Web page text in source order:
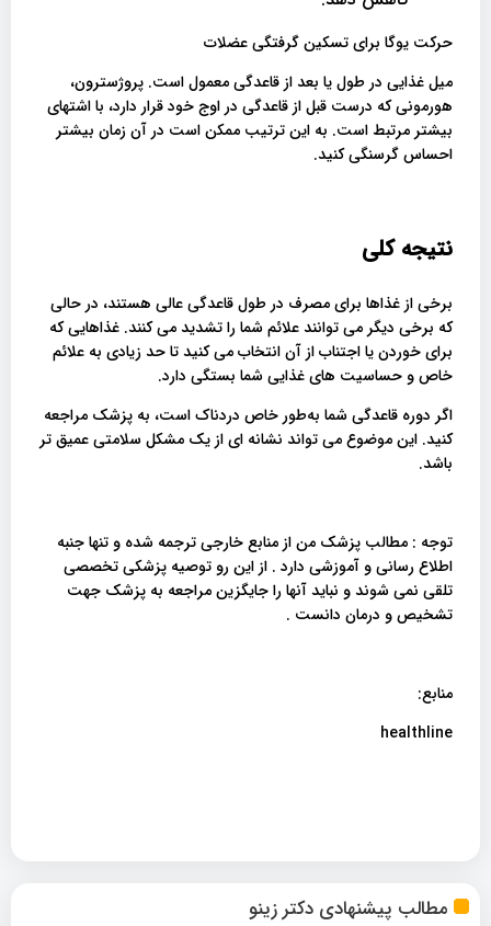
مطالب پیشنهادی دکتر زینو
حرکت یوگا برای تسکین گرفتگی عضلات
میل غذایی در طول یا بعد از قاعدگی معمول است. پروژسترون،
هورمونی که درست قبل از قاعدگی در اوج خود قرار دارد، با اشتهای
بیشتر مرتبط است. به این ترتیب ممکن است در آن زمان بیشتر
احساس گرسنگی کنید.
نتیجه کلی
برخی از غذاها برای مصرف در طول قاعدگی عالی هستند، در حالی
که برخی دیگر می توانند علائم شما را تشدید می کنند. غذاهایی که
برای خوردن یا اجتناب از آن انتخاب می کنید تا حد زیادی به علائم
خاص و حساسیت های غذایی شما بستگی دارد.
اگر دوره قاعدگی شما به‌طور خاص دردناک است، به پزشک مراجعه
کنید. این موضوع می تواند نشانه ای از یک مشکل سلامتی عمیق تر
باشد.
توجه : مطالب پزشک من از منابع خارجی ترجمه شده و تنها جنبه
اطلاع رسانی و آموزشی دارد . از این رو توصیه پزشکی تخصصی
تلقی نمی شوند و نباید آنها را جایگزین مراجعه به پزشک جهت
تشخیص و درمان دانست .
منابع:
healthline